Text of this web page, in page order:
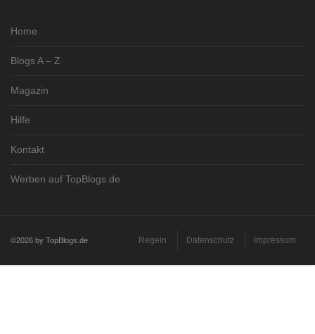
Home
Blogs A – Z
Magazin
Hilfe
Kontakt
Werben auf TopBlogs.de
©2026 by TopBlogs.de Regeln Datenschutz Impressum